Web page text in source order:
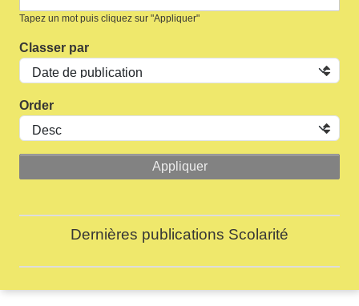
Tapez un mot puis cliquez sur "Appliquer"
Classer par
Order
Dernières publications Scolarité